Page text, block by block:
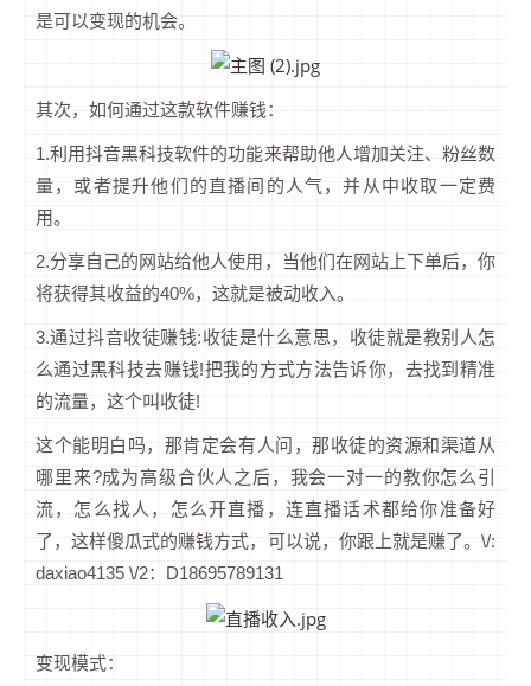
是可以变现的机会。
其次，如何通过这款软件赚钱：
1.利用抖音黑科技软件的功能来帮助他人增加关注、粉丝数
量，或者提升他们的直播间的人气，并从中收取一定费
用。
2.分享自己的网站给他人使用，当他们在网站上下单后，你
将获得其收益的40%，这就是被动收入。
3.通过抖音收徒赚钱:收徒是什么意思，收徒就是教别人怎
么通过黑科技去赚钱!把我的方式方法告诉你，去找到精准
的流量，这个叫收徒!
这个能明白吗，那肯定会有人问，那收徒的资源和渠道从
哪里来?成为高级合伙人之后，我会一对一的教你怎么引
流，怎么找人，怎么开直播，连直播话术都给你准备好
了，这样傻瓜式的赚钱方式，可以说，你跟上就是赚了。\/:
daxiao4135 \/2：D18695789131
变现模式：